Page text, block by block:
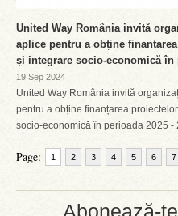
Abonează-
United Way România invită
aplice pentru a obține
și integrare socio-economică în
19 Sep 2024
United Way România invită
pentru a obține finanțarea
socio-economică în perioada 2025 -
Page: 1 2 3 4 5 6 7